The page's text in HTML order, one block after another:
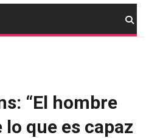
“El hombre
que es capaz